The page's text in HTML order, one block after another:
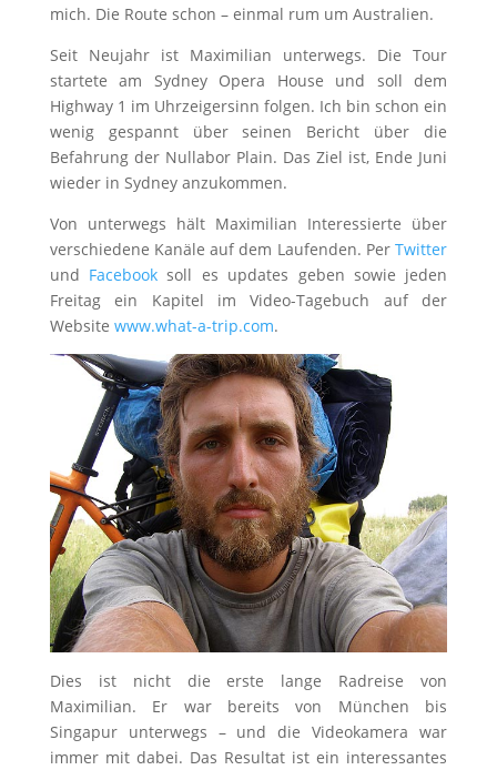
mich. Die Route schon – einmal rum um Australien.
Seit Neujahr ist Maximilian unterwegs. Die Tour
startete am Sydney Opera House und soll dem
Highway 1 im Uhrzeigersinn folgen. Ich bin schon ein
wenig gespannt über seinen Bericht über die
Befahrung der Nullabor Plain. Das Ziel ist, Ende Juni
wieder in Sydney anzukommen.
Von unterwegs hält Maximilian Interessierte über
verschiedene Kanäle auf dem Laufenden. PerTwitter
und Facebook soll es updates geben sowie jeden
Freitag ein Kapitel im Video-Tagebuch auf der
Website www.what-a-trip.com.
Dies ist nicht die erste lange Radreise von
Maximilian. Er war bereits von München bis
Singapur unterwegs – und die Videokamera war
immer mit dabei. Das Resultat ist ein interessantes